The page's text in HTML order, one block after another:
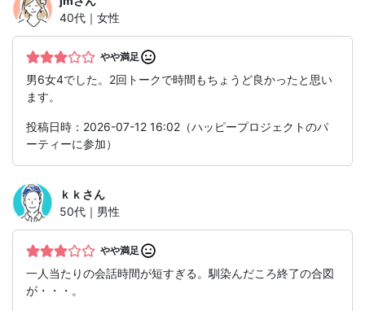
40代｜女性
やや満足
男6女4でした。2回トークで時間もちょうど良かったと思い
ます。
投稿日時：2026-07-12 16:02（ハッピープロジェクトのパ
ーティーに参加）
ｋｋ さん
50代｜男性
やや満足
一人当たりの会話時間が短すぎる。馴染んだころ終了の合図
が・・・。